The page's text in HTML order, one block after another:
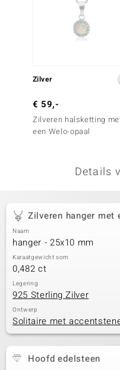
Collection
Zilver
€ 59,-
Zilveren halsketting
een Welo-opaal
Details
Zilveren hanger met
Naam
hanger - 25x10 mm
Karaatgewicht som
0,482 ct
Legering
925 Sterling Zilver
Ontwerp
Solitaire met
Hoofd edelsteen